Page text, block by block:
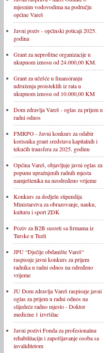
mjesnim vodovodima na području
općine Vareš
Javni poziv - općinski poticaji 2025.
godina
Grant za neprofitne organizacije u
ukupnom iznosu od 24.000,00 KM.
Grant za učešće u finansiranju
udruženja proisteklih iz rata u
ukupnom iznosu od 10.000,00 KM
Dom zdravlja Vareš - oglas za prijem u
radni odnos
FMRPO - Javni konkurs za odabir
korisnika grant sredstava kapitalnih i
tekućih transfera za 2025. godinu
Općina Vareš, objavljuje javni oglas za
popunu upražnjenih radnih mjesta
namještenika na neodređeno vrijeme
Konkurs za dodjelu stipendija
Ministarstva za obrazovanje, nauku,
kulturu i sport ZDK
Poziv za B2B susreti sa firmama iz
Turske u Tuzli
JPU “Dječije obdanište Vareš“
raspisuje javni konkurs za prijem
radnika u radni odnos na određeno
vrijeme
JU Dom zdravlja Vareš raspisuje javni
oglas za prijem u radni odnos na
slijedeće radno mjesto - Doktor
medicine 1 izvršilac
Javni pozivi Fonda za profesionalnu
rehabilitaciju i zapošljavanje osoba sa
invaliditetom